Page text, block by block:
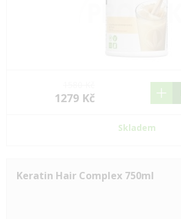
1279 Kč
Skladem
Keratin Hair Complex 750ml